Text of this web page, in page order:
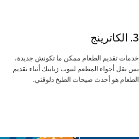
تقديم الطعام ممكن ما تكونش جديدة،
أجواء المطعم لبيوت زباينك أثناء تقديم
هو أحدث صيحات الطبخ دلوقتي.